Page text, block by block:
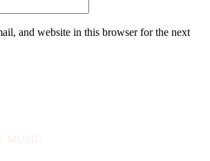
and website in this browser for the next